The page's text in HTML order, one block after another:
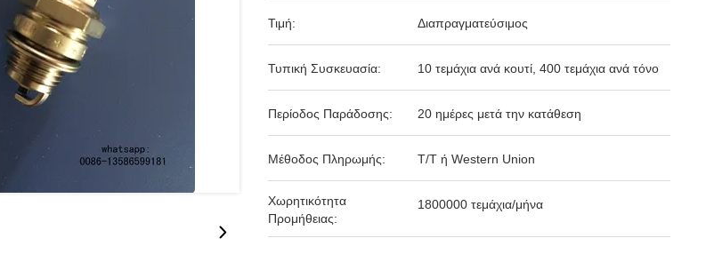
Τιμή: Διαπραγματεύσιμος
Τυπική Συσκευασία: 10 τεμάχια ανά κουτί, 400 τεμάχια ανά τόνο
Περίοδος Παράδοσης: 20 ημέρες μετά την κατάθεση
Μέθοδος Πληρωμής: T/T ή Western Union
Χωρητικότητα
Προμήθειας:
1800000 τεμάχια/μήνα